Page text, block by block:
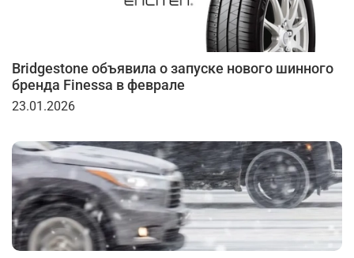
Bridgestone объявила о запуске нового шинного
бренда Finessa в феврале
23.01.2026